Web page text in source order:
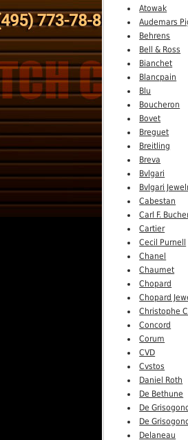
Atowak
Audemars
Behrens
Bell & Ross
Bianchet
Blancpain
Blu
Boucheron
Bovet
Breguet
Breitling
Breva
Bvlgari
Bvlgari
Cabestan
Carl F.
Cartier
Cecil Purnell
Chanel
Chaumet
Chopard
Chopard
Christophe
Concord
Corum
CVD
Cvstos
Daniel Roth
De Bethune
De
De
Delaneau